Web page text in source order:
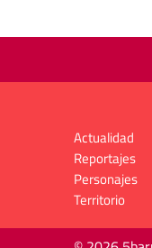
Actualidad
Reportajes
Personajes
Territorio